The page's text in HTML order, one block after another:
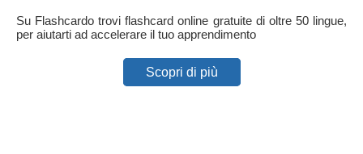
Su Flashcardo trovi flashcard online gratuite di oltre 50 lingue,
per aiutarti ad accelerare il tuo apprendimento
Scopri di più